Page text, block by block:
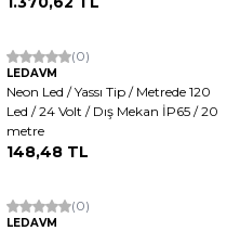
(0)
LEDAVM
Neon Led / Yassı Tip / Metrede 120
Led / 24 Volt / Dış Mekan İP65 / 20
metre
148,48 TL
(0)
LEDAVM